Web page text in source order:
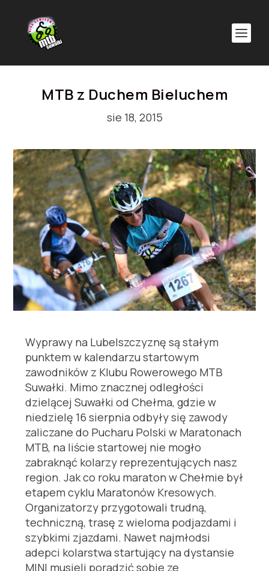
MTB z Duchem Bieluchem
sie 18, 2015
Wyprawy na Lubelszczyznę są stałym
punktem w kalendarzu startowym
zawodników z Klubu Rowerowego MTB
Suwałki. Mimo znacznej odległości
dzielącej Suwałki od Chełma, gdzie w
niedzielę 16 sierpnia odbyły się zawody
zaliczane do Pucharu Polski w Maratonach
MTB, na liście startowej nie mogło
zabraknąć kolarzy reprezentujących nasz
region. Jak co roku maraton w Chełmie był
etapem cyklu Maratonów Kresowych.
Organizatorzy przygotowali trudną,
techniczną, trasę z wieloma podjazdami i
szybkimi zjazdami. Nawet najmłodsi
adepci kolarstwa startujący na dystansie
MINI musieli poradzić sobie ze